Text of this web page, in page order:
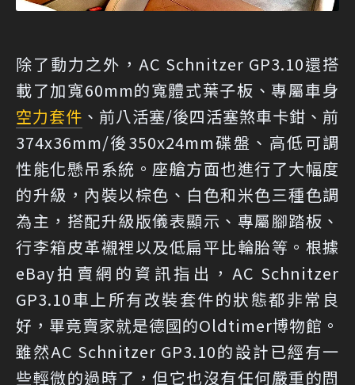
除了動力之外，AC Schnitzer GP3.10還搭
載了加寬60mm的寬體式葉子板、專屬車身
空力套件 、前八活塞/後四活塞煞車卡鉗、前
374x36mm/後350x24mm碟盤、高低可調
性能化懸吊系統。座艙方面也進行了大幅度
的升級，內裝以棕色、白色和米色三種色調
為主，搭配升級版儀表顯示、專屬腳踏板、
行李箱皮革襯裡以及低扁平比輪胎等。根據
eBay拍賣網的資訊指出，AC Schnitzer
GP3.10車上所有改裝套件的狀態都非常良
好，畢竟賣家就是德國的Oldtimer博物館。
雖然AC Schnitzer GP3.10的設計已經有一
些輕微的過時了，但它也沒有任何嚴重的問